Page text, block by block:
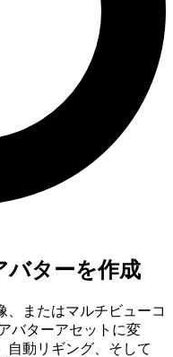
バターを作成
、またはマルチビューコ
バターアセットに変
自動リギング、そして